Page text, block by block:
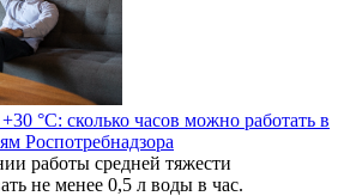
°C: сколько часов можно работать в
Роспотребнадзора
работы средней тяжести
не менее 0,5 л воды в час.